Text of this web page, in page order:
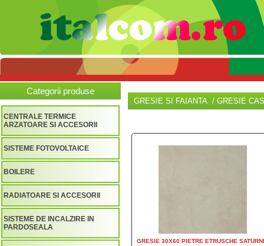
Categorii produse
CENTRALE TERMICE
ARZATOARE SI ACCESORII
SISTEME FOTOVOLTAICE
BOILERE
RADIATOARE SI ACCESORII
SISTEME DE INCALZIRE IN
PARDOSEALA
GRESIE SI FAIANTA / GRESIE
GRESIE 30X60 PIETRE ETRUSCHE